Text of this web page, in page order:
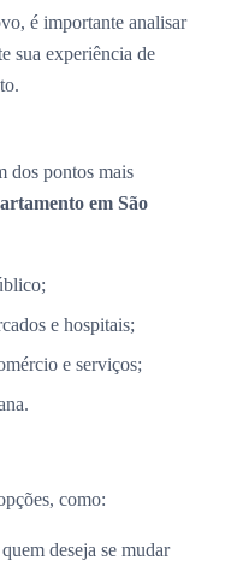
é importante analisar
sua experiência de
dos pontos mais
em São
e hospitais;
e serviços;
como:
deseja se mudar